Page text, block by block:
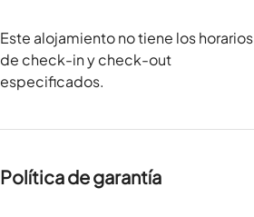
Este alojamiento no tiene los horarios
de check-in y check-out
especificados.
Política de garantía